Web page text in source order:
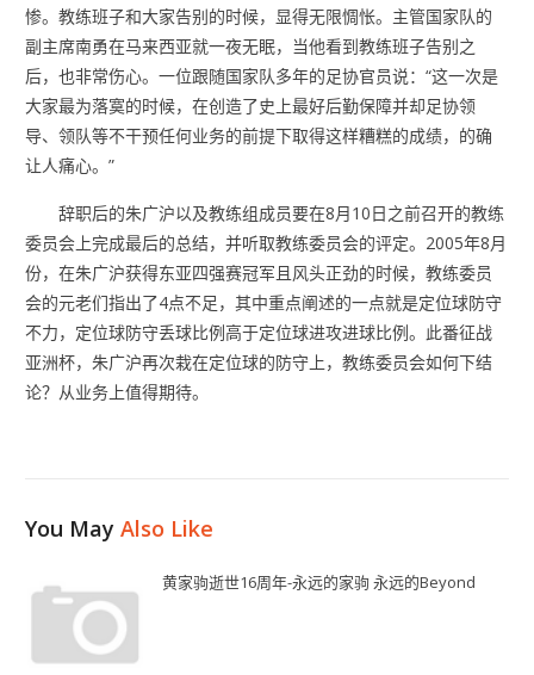
惨。教练班子和大家告别的时候，显得无限惆怅。主管国家队的
副主席南勇在马来西亚就一夜无眠，当他看到教练班子告别之
后，也非常伤心。一位跟随国家队多年的足协官员说：“这一次是
大家最为落寞的时候，在创造了史上最好后勤保障并却足协领
导、领队等不干预任何业务的前提下取得这样糟糕的成绩，的确
让人痛心。”
辞职后的朱广沪以及教练组成员要在8月10日之前召开的教练
委员会上完成最后的总结，并听取教练委员会的评定。2005年8月
份，在朱广沪获得东亚四强赛冠军且风头正劲的时候，教练委员
会的元老们指出了4点不足，其中重点阐述的一点就是定位球防守
不力，定位球防守丢球比例高于定位球进攻进球比例。此番征战
亚洲杯，朱广沪再次栽在定位球的防守上，教练委员会如何下结
论？从业务上值得期待。
You MayAlso Like
黄家驹逝世16周年-永远的家驹 永远的Beyond